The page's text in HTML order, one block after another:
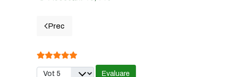
Articol precedent: 9. OLTENITA - Cotele din
Prec
Evaluare utilizator:
Vă rugăm să evaluați